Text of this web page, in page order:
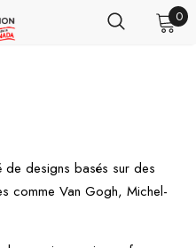
0
de designs basés sur des
comme Van Gogh, Michel-